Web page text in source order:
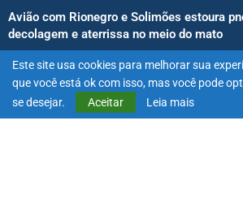
Avião com Rionegro e Solimões estoura
decolagem e aterrissa no meio do mato
Senado aprova proibição de atletas e
anúncios de bets
Este site usa cookies para melhorar sua
que você está ok com isso, mas você pode
se desejar.
Aceitar Leia mais